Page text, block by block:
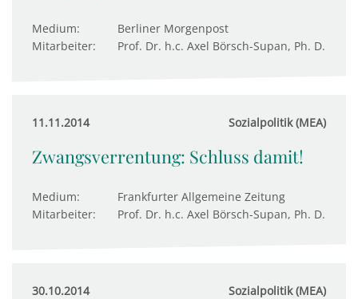
Medium:
Berliner Morgenpost
Mitarbeiter:
Prof. Dr. h.c. Axel Börsch-Supan, Ph. D.
11.11.2014 Sozialpolitik (MEA)
Zwangsverrentung: Schluss damit!
Medium:
Frankfurter Allgemeine Zeitung
Mitarbeiter:
Prof. Dr. h.c. Axel Börsch-Supan, Ph. D.
30.10.2014 Sozialpolitik (MEA)